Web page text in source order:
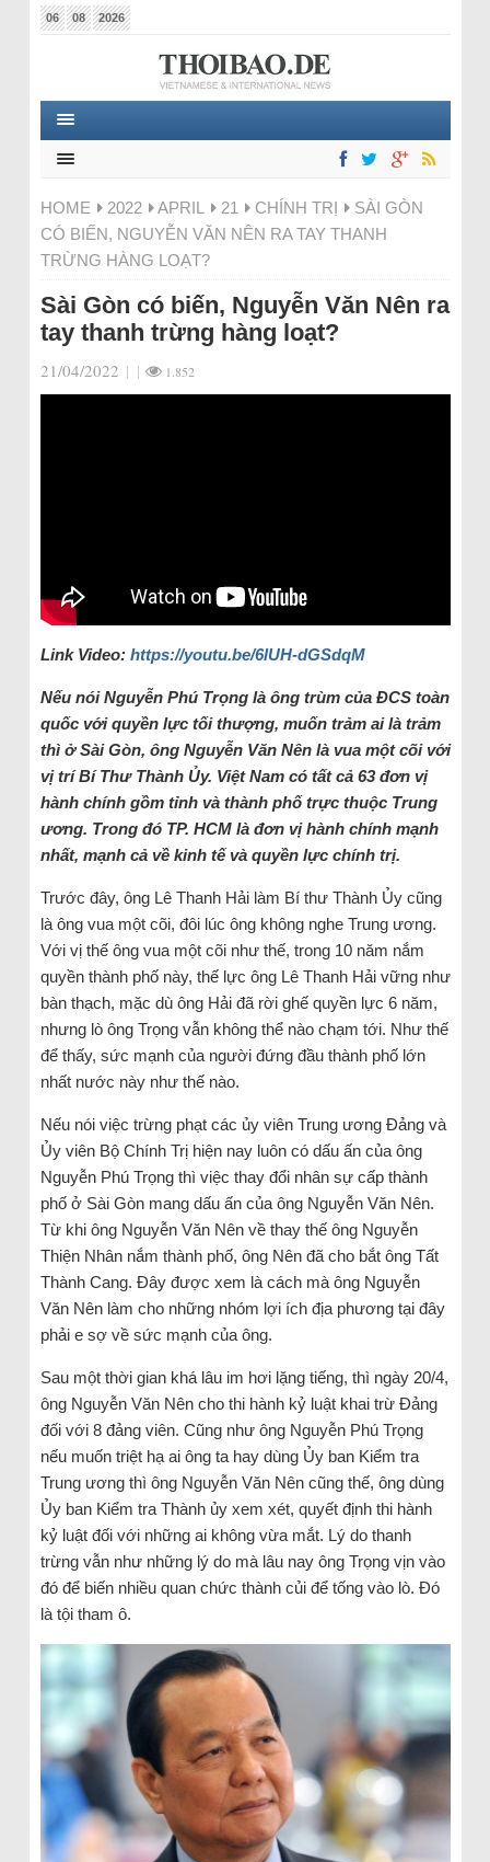
06 08 2026
HOME 2022 APRIL 21 CHÍNH TRỊ
SÀI GÒN
CÓ BIẾN, NGUYỄN VĂN NÊN RA TAY THANH
TRỪNG HÀNG LOẠT?
Sài Gòn có biến, Nguyễn Văn Nên ra
tay thanh trừng hàng loạt?
21/04/2022 | | 1.852
Link Video: https://youtu.be/6lUH-dGSdqM
Nếu nói Nguyễn Phú Trọng là ông trùm của ĐCS toàn
quốc với quyền lực tối thượng, muốn trảm ai là trảm
thì ở Sài Gòn, ông Nguyễn Văn Nên là vua một cõi với
vị trí Bí Thư Thành Ủy. Việt Nam có tất cả 63 đơn vị
hành chính gồm tỉnh và thành phố trực thuộc Trung
ương. Trong đó TP. HCM là đơn vị hành chính mạnh
nhất, mạnh cả về kinh tế và quyền lực chính trị.
Trước đây, ông Lê Thanh Hải làm Bí thư Thành Ủy cũng
là ông vua một cõi, đôi lúc ông không nghe Trung ương.
Với vị thế ông vua một cõi như thế, trong 10 năm nắm
quyền thành phố này, thế lực ông Lê Thanh Hải vững như
bàn thạch, mặc dù ông Hải đã rời ghế quyền lực 6 năm,
nhưng lò ông Trọng vẫn không thể nào chạm tới. Như thế
để thấy, sức mạnh của người đứng đầu thành phố lớn
nhất nước này như thế nào.
Nếu nói việc trừng phạt các ủy viên Trung ương Đảng và
Ủy viên Bộ Chính Trị hiện nay luôn có dấu ấn của ông
Nguyễn Phú Trọng thì việc thay đổi nhân sự cấp thành
phố ở Sài Gòn mang dấu ấn của ông Nguyễn Văn Nên.
Từ khi ông Nguyễn Văn Nên về thay thế ông Nguyễn
Thiện Nhân nắm thành phố, ông Nên đã cho bắt ông Tất
Thành Cang. Đây được xem là cách mà ông Nguyễn
Văn Nên làm cho những nhóm lợi ích địa phương tại đây
phải e sợ về sức mạnh của ông.
Sau một thời gian khá lâu im hơi lặng tiếng, thì ngày 20/4,
ông Nguyễn Văn Nên cho thi hành kỷ luật khai trừ Đảng
đối với 8 đảng viên. Cũng như ông Nguyễn Phú Trọng
nếu muốn triệt hạ ai ông ta hay dùng Ủy ban Kiểm tra
Trung ương thì ông Nguyễn Văn Nên cũng thế, ông dùng
Ủy ban Kiểm tra Thành ủy xem xét, quyết định thi hành
kỷ luật đối với những ai không vừa mắt. Lý do thanh
trừng vẫn như những lý do mà lâu nay ông Trọng vịn vào
đó để biến nhiều quan chức thành củi để tống vào lò. Đó
là tội tham ô.